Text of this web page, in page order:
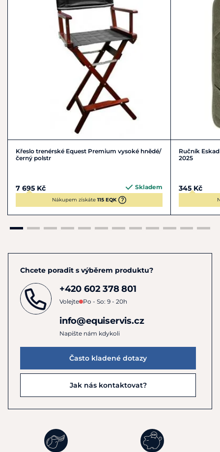
Křeslo trenérské Equest Premium vysoké hnědé/
černý polstr
7 695 Kč Skladem
Nákupem získáte 115 EQK
Ručník
2025
345 Kč
Chcete poradit s výběrem produktu?
+420 602 378 801
Volejte Po - So: 9 - 20h
info@equiservis.cz
Napište nám kdykoli
Často kladené dotazy
Jak nás kontaktovat?